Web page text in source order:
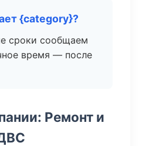
{category}?
сроки сообщаем
время — после
Ремонт и